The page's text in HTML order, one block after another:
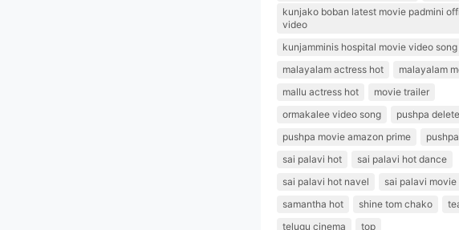
kunjako boban latest movie padmini
video
kunjamminis hospital movie video song
malayalam actress hot
malayalam
mallu actress hot
movie trailer
ormakalee video song
pushpa
pushpa movie amazon prime
sai palavi hot
sai palavi hot dance
sai palavi hot navel
sai palavi movie
samantha hot
shine tom chako
telugu cinema
top